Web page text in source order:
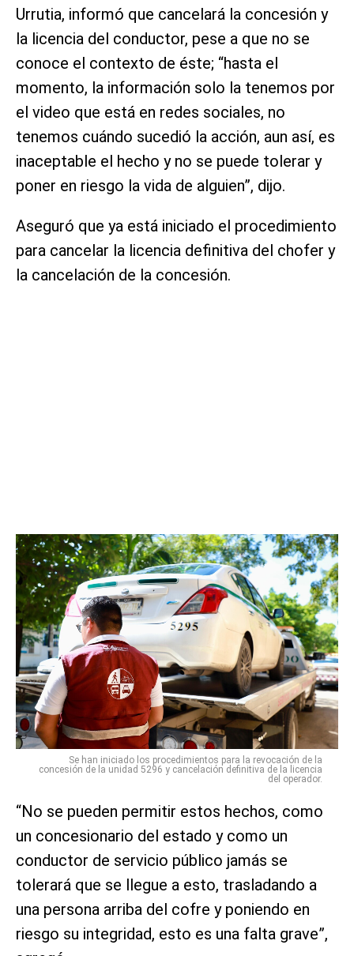
Urrutia, informó que cancelará la concesión y
la licencia del conductor, pese a que no se
conoce el contexto de éste; “hasta el
momento, la información solo la tenemos por
el video que está en redes sociales, no
tenemos cuándo sucedió la acción, aun así, es
inaceptable el hecho y no se puede tolerar y
poner en riesgo la vida de alguien”, dijo.
Aseguró que ya está iniciado el procedimiento
para cancelar la licencia definitiva del chofer y
la cancelación de la concesión.
Se han iniciado los procedimientos para la revocación de la
concesión de la unidad 5296 y cancelación definitiva de la licencia
del operador.
“No se pueden permitir estos hechos, como
un concesionario del estado y como un
conductor de servicio público jamás se
tolerará que se llegue a esto, trasladando a
una persona arriba del cofre y poniendo en
riesgo su integridad, esto es una falta grave”,